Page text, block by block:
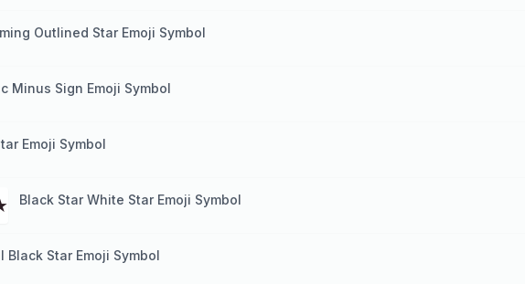
Outlined Star Emoji Symbol
Minus Sign Emoji Symbol
Emoji Symbol
Black Star White Star Emoji Symbol
Black Star Emoji Symbol